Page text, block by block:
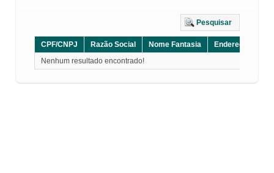
Pesquisar
CPF/CNPJ Razão Social Nome Fantasia Endereço
Nenhum resultado encontrado!